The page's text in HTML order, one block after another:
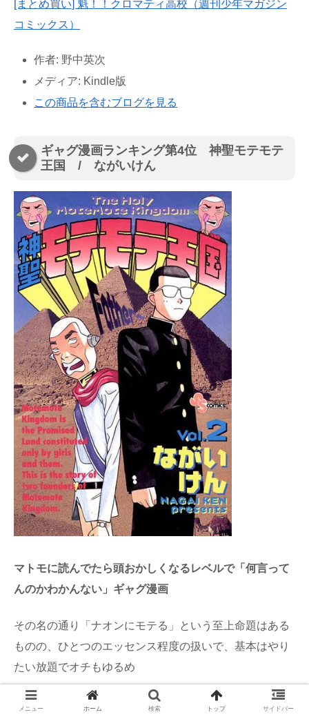
[まとめ買い] 魁！！クロマティ高校（週刊少年マガジン
コミックス）
作者: 野中英次
メディア: Kindle版
この商品を含むブログを見る
ギャグ漫画ランキング第4位 神聖モテモテ
王国 / ながいけん
マトモに読んでたら頭おかしくなるレベルで「何言って
んのかわかんない」ギャグ漫画
その名の通り「ナオンにモテる」という至上命題はある
ものの、ひとつのエッセンス程度の扱いで、基本はやり
たい放題でオチもゆるめ
でもかわE漫画ですき
メニュー ホーム 検索 トップ サイドバー